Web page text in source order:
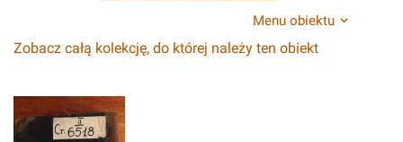
Menu obiektu
Zobacz całą kolekcję, do której należy ten obiekt